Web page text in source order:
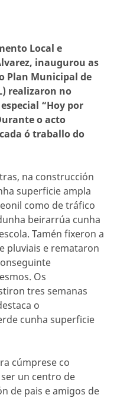
Local e
inaugurou as
Plan Municipal de
realizaron no
“Hoy por
o acto
ó traballo do
na construcción
superficie ampla
como de tráfico
beirarrúa cunha
Tamén fixeron a
pluviais e remataron
Os
tres semanas
o
cunha superficie
cúmprese co
un centro de
de pais e amigos de